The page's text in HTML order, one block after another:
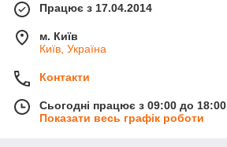
Працює з 17.04.2014
м. Київ
Київ, Україна
Контакти
Сьогодні працює з 09:00 до 18:00
Показати весь графік роботи